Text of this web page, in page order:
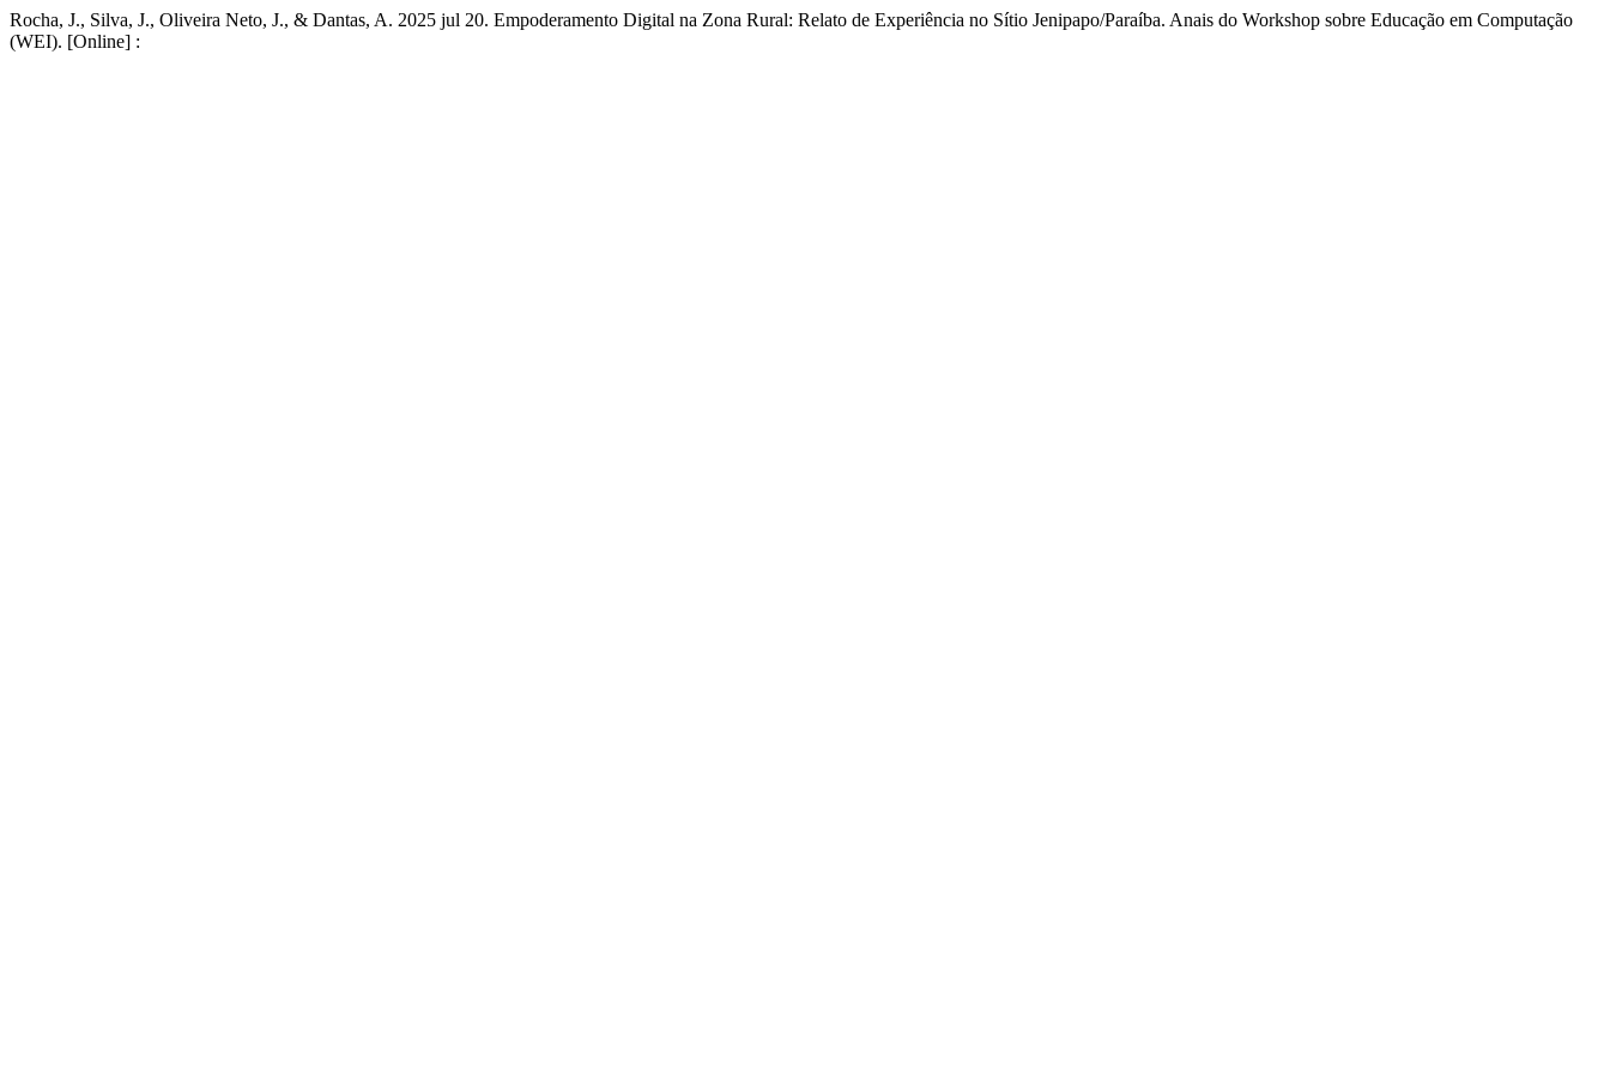
Rocha, J., Silva, J., Oliveira Neto, J., & Dantas, A. 2025 jul 20. Empoderamento Digital na Zona Rural: Relato de Experiência no Sítio Jenipapo/Paraíba. Anais do Workshop sobre Educação em Computação
(WEI). [Online] :